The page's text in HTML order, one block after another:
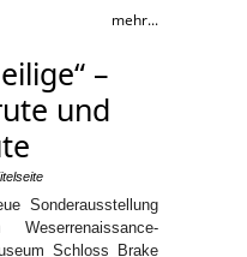
mehr...
–
und
Sonderausstellung
Weserrenaissance-
Schloss Brake